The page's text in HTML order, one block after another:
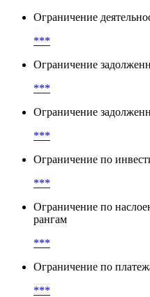
Ограничение
***
Ограничение
***
Ограничение
***
Ограничение по
***
Ограничение по
рангам
***
Ограничение по
***